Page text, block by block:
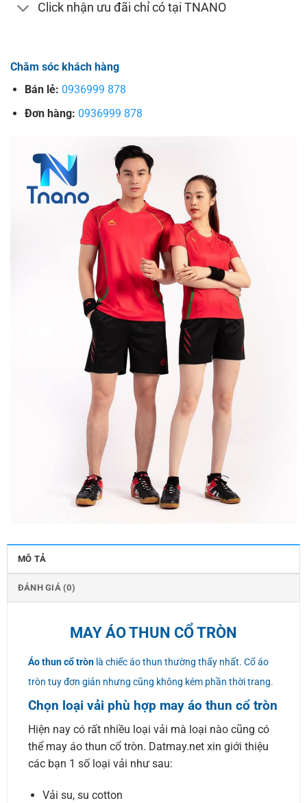
Click nhận ưu đãi chỉ có tại TNANO
Chăm sóc khách hàng
Bán lẻ: 0936999 878
Đơn hàng: 0936999 878
MÔ TẢ
ĐÁNH GIÁ (0)
MAY ÁO THUN CỔ TRÒN
Áo thun cổ trònlà chiếc áo thun thường thấy nhất. Cổ áo
tròn tuy đơn giản nhưng cũng không kém phần thời trang.
Chọn loại vải phù hợp may áo thun cổ tròn
Hiện nay có rất nhiều loại vải mà loại nào cũng có
thể may áo thun cổ tròn. Datmay.net xin giới thiệu
các bạn 1 số loại vải như sau:
Vải su, su cotton